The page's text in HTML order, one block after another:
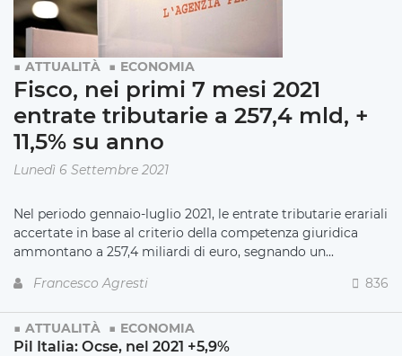
ATTUALITÀ ECONOMIA
Fisco, nei primi 7 mesi 2021
entrate tributarie a 257,4 mld, +
11,5% su anno
Lunedì 6 Settembre 2021
Nel periodo gennaio-luglio 2021, le entrate tributarie erariali
accertate in base al criterio della competenza giuridica
ammontano a 257,4 miliardi di euro, segnando un...
Francesco Agresti
836
ATTUALITÀ ECONOMIA
Pil Italia: Ocse, nel 2021 +5,9%